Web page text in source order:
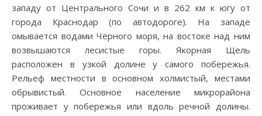
западу от Центрального Сочи и в 262 км к югу от
города Краснодар (по автодороге). На западе
омывается водами Чёрного моря, на востоке над ним
возвышаются лесистые горы. Якорная Щель
расположен в узкой долине у самого побережья.
Рельеф местности в основном холмистый, местами
обрывистый. Основное население микрорайона
проживает у побережья или вдоль речной долины.